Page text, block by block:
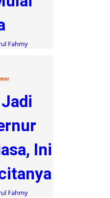
Fahmy
Ini
Fahmy